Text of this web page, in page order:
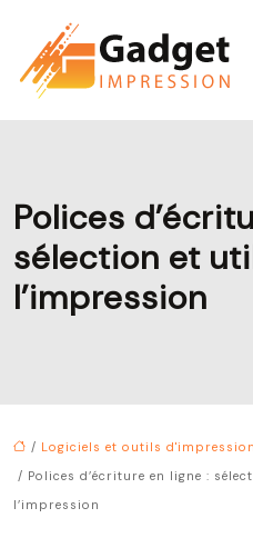
Polices
sélection et
l’impression
/ Logiciels et outils d'impression
/ Polices d’écriture en ligne :
l’impression